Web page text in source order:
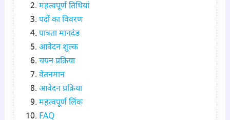
महत्वपूर्ण तिथियां
पदों का विवरण
पात्रता मानदंड
आवेदन शुल्क
चयन प्रक्रिया
वेतनमान
आवेदन प्रक्रिया
महत्वपूर्ण लिंक
FAQ